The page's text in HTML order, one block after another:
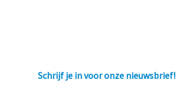
Schrijf je in voor onze nieuwsbrief!